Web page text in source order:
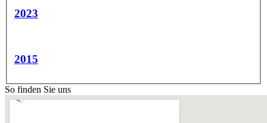
2023
2015
So finden Sie uns